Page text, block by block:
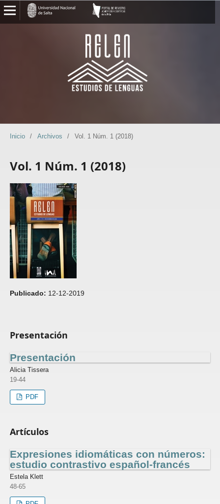
Inicio / Archivos / Vol. 1 Núm. 1 (2018)
Vol. 1 Núm. 1 (2018)
Publicado: 12-12-2019
Presentación
Presentación
Alicia Tissera
19-44
PDF
Artículos
Expresiones idiomáticas con números:
estudio contrastivo español-francés
Estela Klett
48-65